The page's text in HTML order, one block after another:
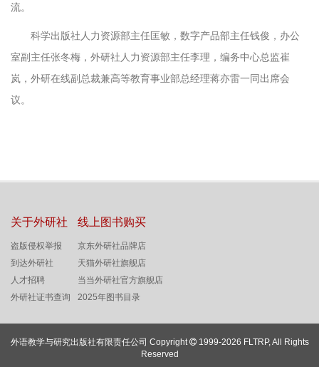
流。
科学出版社人力资源部主任匡敏，数字产品部主任钱俊，办公
室副主任张冬梅，外研社人力资源部主任李理，编务中心总监崔
岚，外研在线副总裁兼高等教育事业部总经理蒋亦雷一同出席会
议。
关于外研社
盗版侵权举报
到达外研社
人才招聘
外研社证书查询
线上图书购买
京东外研社品牌店
天猫外研社旗舰店
当当外研社官方旗舰店
2025年图书目录
外语教学与研究出版社有限责任公司 Copyright
1999-2026 FLTRP, All Rights
Reserved